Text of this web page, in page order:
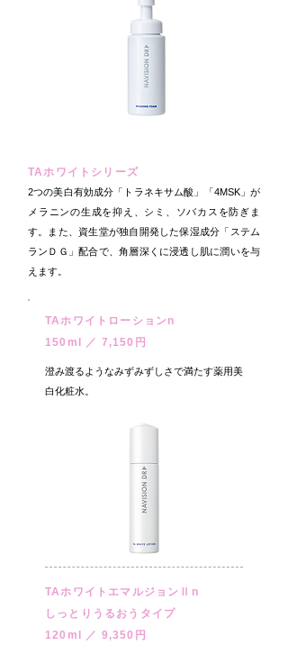
TAホワイトシリーズ
2つの美白有効成分「トラネキサム酸」「4MSK」が
メラニンの生成を抑え、シミ、ソバカスを防ぎま
す。また、資生堂が独自開発した保湿成分「ステム
ランＤＧ」配合で、角層深くに浸透し肌に潤いを与
えます。
TAホワイトローションn
150ml ／ 7,150円
澄み渡るようなみずみずしさで満たす薬用美
白化粧水。
TAホワイトエマルジョンⅡn
しっとりうるおうタイプ
120ml ／ 9,350円